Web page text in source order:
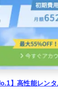
】高性能レン